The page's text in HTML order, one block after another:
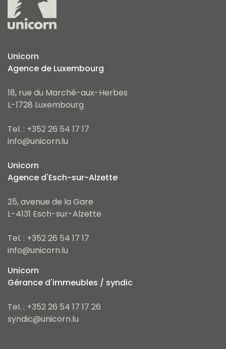
Unicorn
Agence de Luxembourg
18, rue du Marché-aux-Herbes
L-1728 Luxembourg
Tel. : +352 26 54 17 17
info@unicorn.lu
Unicorn
Agence d'Esch-sur-Alzette
25, avenue de la Gare
L-4131 Esch-sur-Alzette
Tel. : +352 26 54 17 17
info@unicorn.lu
Unicorn
Gérance d'immeubles / syndic
Tel. : +352 26 54 17 17 26
syndic@unicorn.lu